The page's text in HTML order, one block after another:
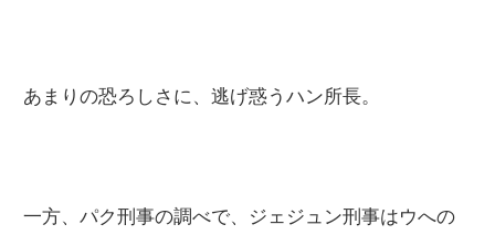
あまりの恐ろしさに、逃げ惑うハン所長。
一方、パク刑事の調べで、ジェジュン刑事はウへの